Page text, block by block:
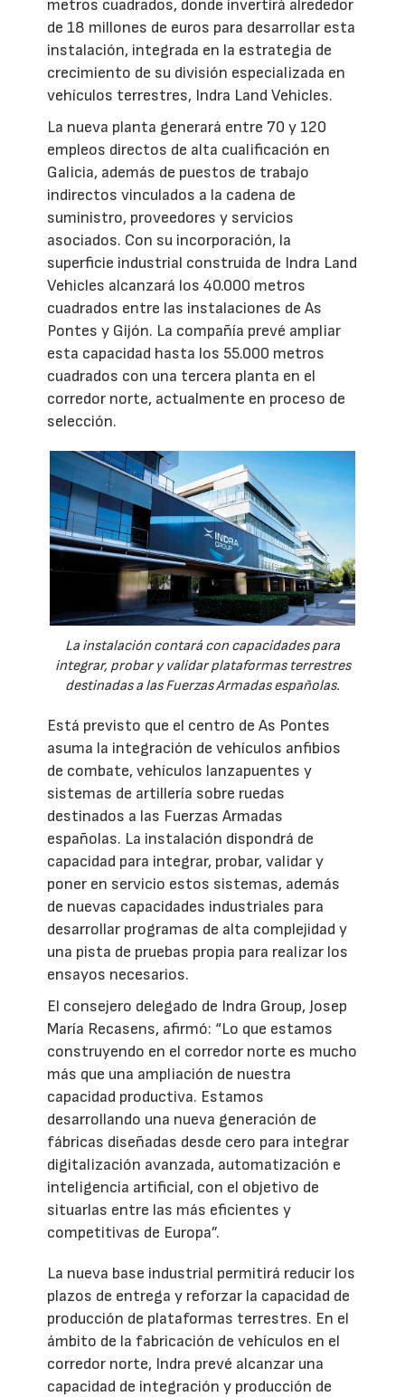
metros cuadrados, donde invertirá alrededor
de 18 millones de euros para desarrollar esta
instalación, integrada en la estrategia de
crecimiento de su división especializada en
vehículos terrestres, Indra Land Vehicles.
La nueva planta generará entre 70 y 120
empleos directos de alta cualificación en
Galicia, además de puestos de trabajo
indirectos vinculados a la cadena de
suministro, proveedores y servicios
asociados. Con su incorporación, la
superficie industrial construida de Indra Land
Vehicles alcanzará los 40.000 metros
cuadrados entre las instalaciones de As
Pontes y Gijón. La compañía prevé ampliar
esta capacidad hasta los 55.000 metros
cuadrados con una tercera planta en el
corredor norte, actualmente en proceso de
selección.
La instalación contará con capacidades para
integrar, probar y validar plataformas terrestres
destinadas a las Fuerzas Armadas españolas.
Está previsto que el centro de As Pontes
asuma la integración de vehículos anfibios
de combate, vehículos lanzapuentes y
sistemas de artillería sobre ruedas
destinados a las Fuerzas Armadas
españolas. La instalación dispondrá de
capacidad para integrar, probar, validar y
poner en servicio estos sistemas, además
de nuevas capacidades industriales para
desarrollar programas de alta complejidad y
una pista de pruebas propia para realizar los
ensayos necesarios.
El consejero delegado de Indra Group, Josep
María Recasens, afirmó: “Lo que estamos
construyendo en el corredor norte es mucho
más que una ampliación de nuestra
capacidad productiva. Estamos
desarrollando una nueva generación de
fábricas diseñadas desde cero para integrar
digitalización avanzada, automatización e
inteligencia artificial, con el objetivo de
situarlas entre las más eficientes y
competitivas de Europa”.
La nueva base industrial permitirá reducir los
plazos de entrega y reforzar la capacidad de
producción de plataformas terrestres. En el
ámbito de la fabricación de vehículos en el
corredor norte, Indra prevé alcanzar una
capacidad de integración y producción de